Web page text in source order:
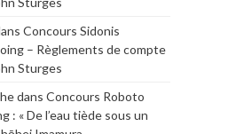
Concours Sidonis
– Règlements de compte
Sturges
dans Concours Roboto
: « De l’eau tiède sous un